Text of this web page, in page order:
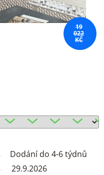
Dodání do 4-6 týdnů
29.9.2026
19
022
KČ